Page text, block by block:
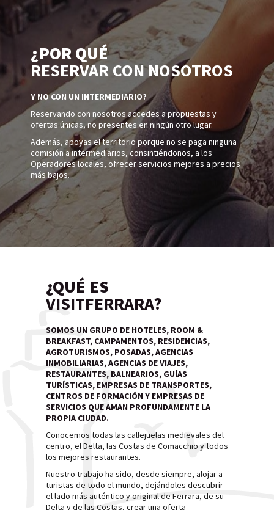
¿POR QUÉ
RESERVAR CON NOSOTROS
Y NO CON UN INTERMEDIARIO?
Reservando con nosotros accedes a propuestas y
ofertas únicas, no presentes en ningún otro lugar.
Además, apoyas el territorio porque no se paga ninguna
comisión a intermediarios, consintiéndonos, a los
Operadores locales, ofrecer servicios mejores a precios
más bajos.
¿QUÉ ES
VISITFERRARA?
SOMOS UN GRUPO DE HOTELES, ROOM &
BREAKFAST, CAMPAMENTOS, RESIDENCIAS,
AGROTURISMOS, POSADAS, AGENCIAS
INMOBILIARIAS, AGENCIAS DE VIAJES,
RESTAURANTES, BALNEARIOS, GUÍAS
TURÍSTICAS, EMPRESAS DE TRANSPORTES,
CENTROS DE FORMACIÓN Y EMPRESAS DE
SERVICIOS QUE AMAN PROFUNDAMENTE LA
PROPIA CIUDAD.
Conocemos todas las callejuelas medievales del
centro, el Delta, las Costas de Comacchio y todos
los mejores restaurantes.
Nuestro trabajo ha sido, desde siempre, alojar a
turistas de todo el mundo, dejándoles descubrir
el lado más auténtico y original de Ferrara, de su
Delta y de las Costas, crear una oferta